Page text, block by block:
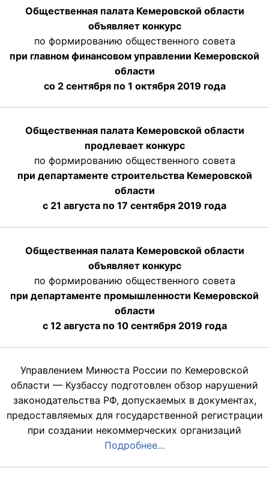
Общественная палата Кемеровской области
объявляет конкурс
по формированию общественного совета
при главном финансовом управлении Кемеровской
области
со 2 сентября по 1 октября 2019 года
Общественная палата Кемеровской области
продлевает конкурс
по формированию общественного совета
при департаменте строительства Кемеровской
области
с 21 августа по 17 сентября 2019 года
Общественная палата Кемеровской области
объявляет конкурс
по формированию общественного совета
при департаменте промышленности Кемеровской
области
с 12 августа по 10 сентября 2019 года
Управлением Минюста России по Кемеровской
области — Кузбассу подготовлен обзор нарушений
законодательства РФ, допускаемых в документах,
предоставляемых для государственной регистрации
при создании некоммерческих организаций
Подробнее…